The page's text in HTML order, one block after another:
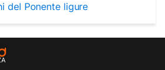
del Ponente ligure